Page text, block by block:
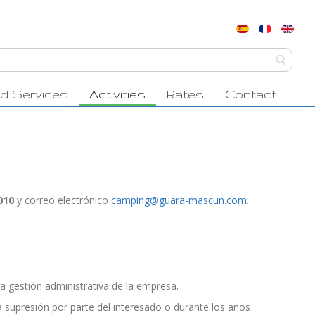
Services Activities Rates Contact
y correo electrónico camping@guara-mascun.com.
gestión administrativa de la empresa.
por parte del interesado o durante los años